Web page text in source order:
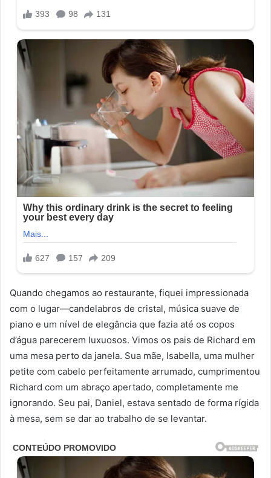
Quando chegamos ao restaurante, fiquei impressionada
com o lugar—candelabros de cristal, música suave de
piano e um nível de elegância que fazia até os copos
d’água parecerem luxuosos. Vimos os pais de Richard em
uma mesa perto da janela. Sua mãe, Isabella, uma mulher
petite com cabelo perfeitamente arrumado, cumprimentou
Richard com um abraço apertado, completamente me
ignorando. Seu pai, Daniel, estava sentado de forma rígida
à mesa, sem se dar ao trabalho de se levantar.